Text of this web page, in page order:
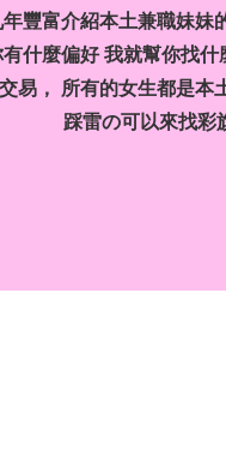
豐富介紹本土兼職妹
什麼偏好 我就幫你找
易， 所有的女生都是
踩雷の可以來找彩